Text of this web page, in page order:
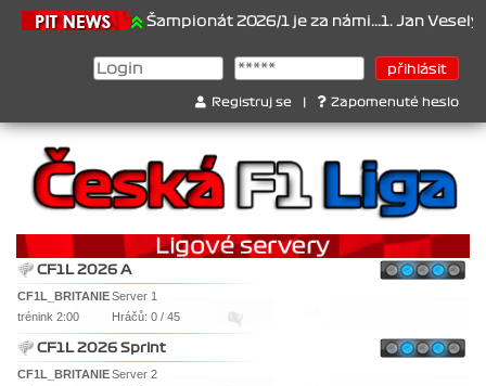
Šampionát 2026/1 je za námi...1. Jan Veselý , 2. Jan
Registruj se Zapomenuté heslo
CF1L 2026 A
CF1L_BRITANIEServer 1
trénink 2:00
Hráčů: 0 / 45
CF1L 2026 Sprint
CF1L_BRITANIEServer 2